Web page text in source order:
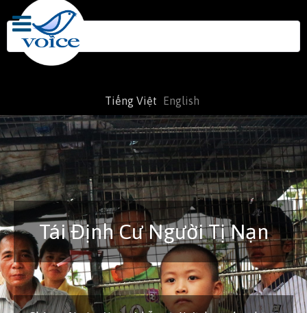
Search
for:
Tiếng Việt English
Tái Định Cư Người Tị Nạn